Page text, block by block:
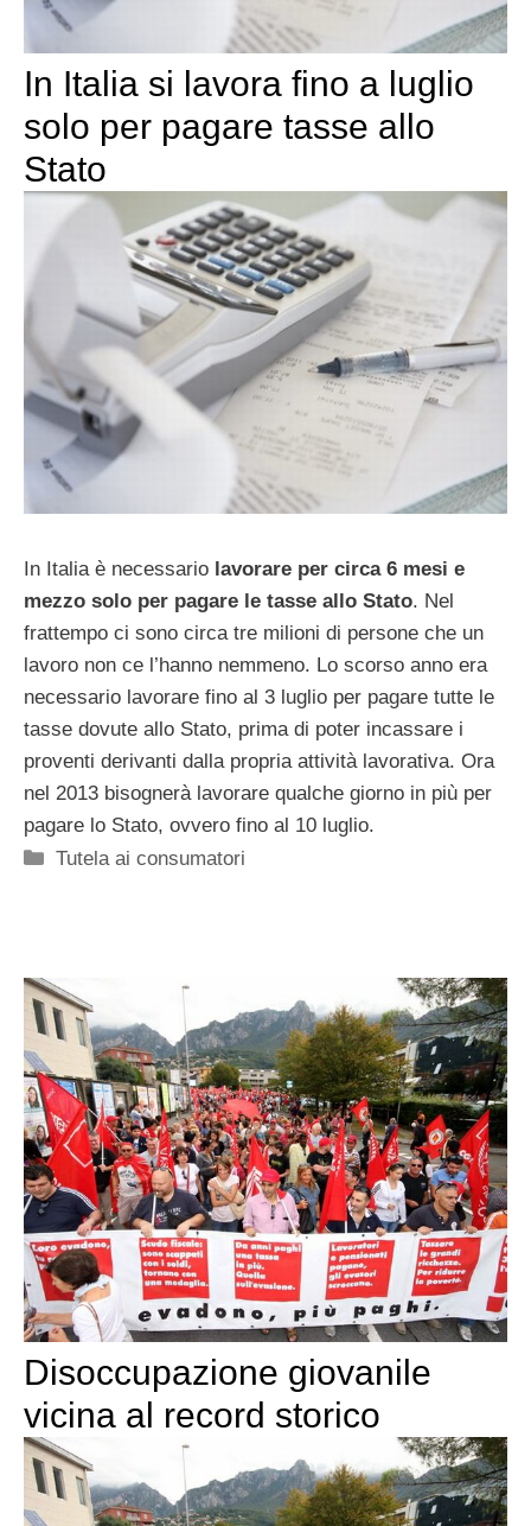
In Italia si lavora fino a luglio
solo per pagare tasse allo
Stato
In Italia è necessario lavorare per circa 6 mesi e
mezzo solo per pagare le tasse allo Stato. Nel
frattempo ci sono circa tre milioni di persone che un
lavoro non ce l’hanno nemmeno. Lo scorso anno era
necessario lavorare fino al 3 luglio per pagare tutte le
tasse dovute allo Stato, prima di poter incassare i
proventi derivanti dalla propria attività lavorativa. Ora
nel 2013 bisognerà lavorare qualche giorno in più per
pagare lo Stato, ovvero fino al 10 luglio.
Categorie
Tutela ai consumatori
Disoccupazione giovanile
vicina al record storico